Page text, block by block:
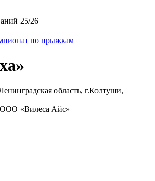
25/26
по прыжкам
область, г.Колтуши,
ООО «Вилеса Айс»